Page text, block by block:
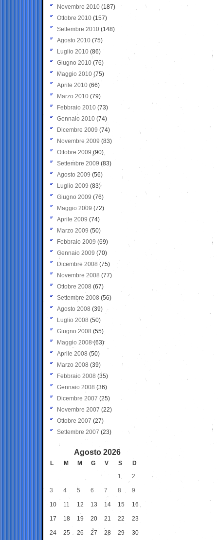
Novembre 2010 (187)
Ottobre 2010 (157)
Settembre 2010 (148)
Agosto 2010 (75)
Luglio 2010 (86)
Giugno 2010 (76)
Maggio 2010 (75)
Aprile 2010 (66)
Marzo 2010 (79)
Febbraio 2010 (73)
Gennaio 2010 (74)
Dicembre 2009 (74)
Novembre 2009 (83)
Ottobre 2009 (90)
Settembre 2009 (83)
Agosto 2009 (56)
Luglio 2009 (83)
Giugno 2009 (76)
Maggio 2009 (72)
Aprile 2009 (74)
Marzo 2009 (50)
Febbraio 2009 (69)
Gennaio 2009 (70)
Dicembre 2008 (75)
Novembre 2008 (77)
Ottobre 2008 (67)
Settembre 2008 (56)
Agosto 2008 (39)
Luglio 2008 (50)
Giugno 2008 (55)
Maggio 2008(63)
Aprile 2008 (50)
Marzo 2008 (39)
Febbraio 2008 (35)
Gennaio 2008 (36)
Dicembre 2007 (25)
Novembre 2007 (22)
Ottobre 2007 (27)
Settembre 2007 (23)
Agosto 2026
L M M G V S
D
1
2
3 4 5 6 7 8 9
10 11 12 13 14 15 16
17 18 19 20 21 22 23
24 25 26 27 28 29 30